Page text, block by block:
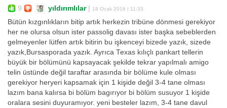
9 yıldırımlılar| 18 Ocak 2016 | 11:33
Bütün kızgınlıkların bitip artık herkezin tribüne dönmesi gerekiyor
her ne olursa olsun ister passolig davası ister başka sebeblerden
gelmeyenler lütfen artık bitirin bu işkenceyi bizede yazık, sizede
yazık,Bursasporada yazık. Ayrıca Texas kılıçlı pankart tellerin
büyük bir bölümünü kapsayacak şekilde tekrar yapılmalı amigo
telin üstünde değil taraftar arasında bir bölüme kule olması
gerekiyor heryeri kapsamak için 1 kişide değil 3-4 tane olması
lazım bana kalırsa bi bölüm bagırıyor bi bölüm susuyor 1 kişide
oralara sesini duyuramıyor. yeni besteler lazım, 3-4 tane davul